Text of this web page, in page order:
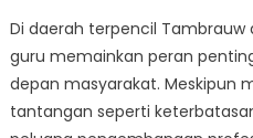
Di daerah terpencil Tambrauw
guru memainkan peran
depan masyarakat. Meskipun
tantangan seperti